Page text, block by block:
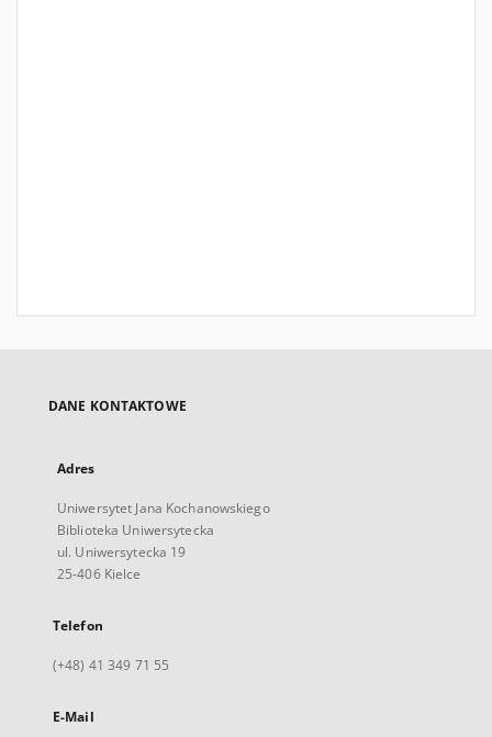
DANE KONTAKTOWE
Adres
Uniwersytet Jana Kochanowskiego
Biblioteka Uniwersytecka
ul. Uniwersytecka 19
25-406 Kielce
Telefon
(+48) 41 349 71 55
E-Mail